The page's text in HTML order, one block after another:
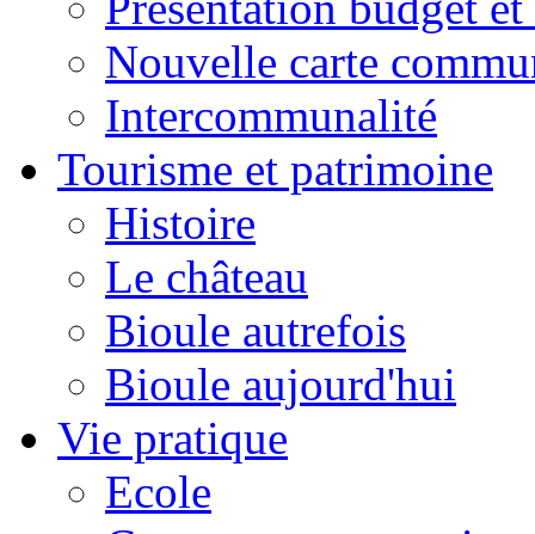
Nouvelle carte
Intercommunalité
Tourisme et patrimoine
Histoire
Le château
Bioule autrefois
Bioule aujourd'hui
Vie pratique
Ecole